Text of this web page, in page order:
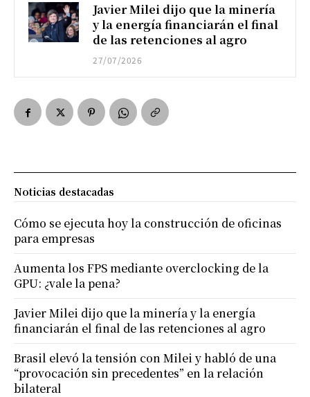
Javier Milei dijo que la minería
y la energía financiarán el final
de las retenciones al agro
27/07/2026
Noticias destacadas
Cómo se ejecuta hoy la construcción de oficinas
para empresas
Aumenta los FPS mediante overclocking de la
GPU: ¿vale la pena?
Javier Milei dijo que la minería y la energía
financiarán el final de las retenciones al agro
Brasil elevó la tensión con Milei y habló de una
“provocación sin precedentes” en la relación
bilateral